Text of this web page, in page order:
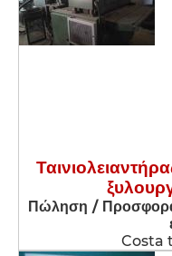
Πώληση /
Costa